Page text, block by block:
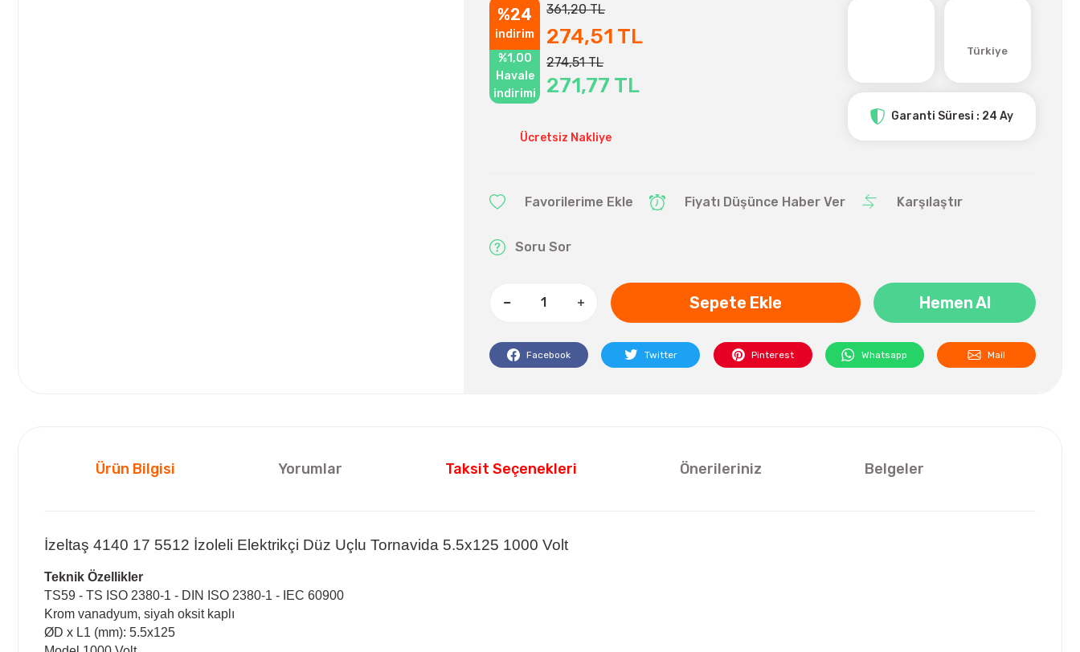
%24
indirim
361,20 TL
274,51 TL
%1,00
Havale
indirimi
274,51 TL
271,77 TL
Ücretsiz Nakliye
Türkiye
Garanti Süresi : 24 Ay
Fiyatı Düşünce Haber Ver Karşılaştır
Soru Sor
Sepete Ekle Hemen Al
Facebook Twitter Pinterest Whatsapp Mail
Ürün Bilgisi Yorumlar Taksit Seçenekleri Önerileriniz Belgeler
İzeltaş 4140 17 5512 İzoleli Elektrikçi Düz Uçlu Tornavida 5.5x125 1000 Volt
Teknik Özellikler
TS59 - TS ISO 2380-1 - DIN ISO 2380-1 - IEC 60900
Krom vanadyum, siyah oksit kaplı
ØD x L1 (mm): 5.5x125